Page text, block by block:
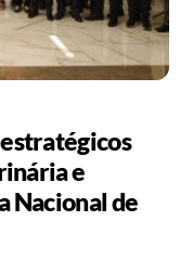
e
Nacional de